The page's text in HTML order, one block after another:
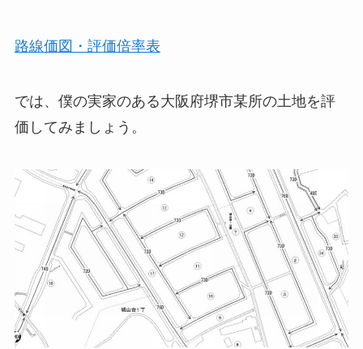
路線価図・評価倍率表
では、僕の実家のある大阪府堺市某所の土地を評
価してみましょう。